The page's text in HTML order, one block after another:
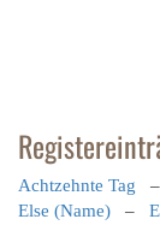
Achtzehnte Tag
Else (Name) –